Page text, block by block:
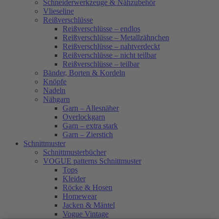
Schneiderwerkzeuge & Nähzubehör
Vlieseline
Reißverschlüsse
Reißverschlüsse – endlos
Reißverschlüsse – Metallzähnchen
Reißverschlüsse – nahtverdeckt
Reißverschlüsse – nicht teilbar
Reißverschlüsse – teilbar
Bänder, Borten & Kordeln
Knöpfe
Nadeln
Nähgarn
Garn – Allesnäher
Overlockgarn
Garn – extra stark
Garn – Zierstich
Schnittmuster
Schnittmusterbücher
VOGUE patterns Schnittmuster
Tops
Kleider
Röcke & Hosen
Homewear
Jacken & Mäntel
Vogue Vintage